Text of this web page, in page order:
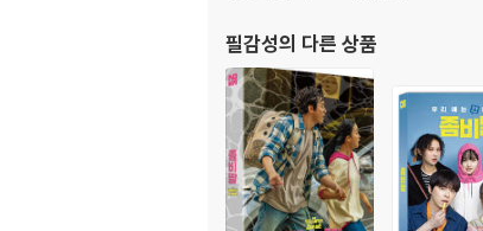
● 설정
※ 서플먼트 내용은 제작사의 사정상 변
필감성의 다른 상품